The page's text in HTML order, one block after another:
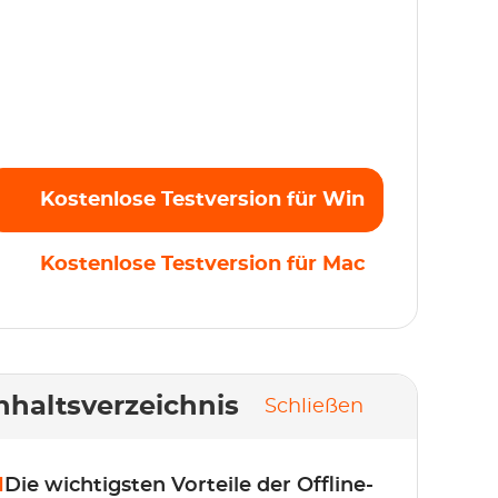
Kostenlose Testversion für Win
Kostenlose Testversion für Mac
Schließen
Die wichtigsten Vorteile der Offline-